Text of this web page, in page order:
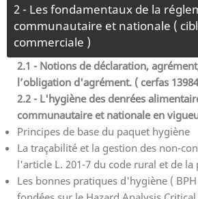
2 - Les fondamentaux de la
communautaire et nationale (
commerciale )
2.1 - Notions de déclaration,
l’obligation d'agrément. ( cerfas
2.2 - L'hygiène des denrées
communautaire et nationale en
Principes de base du paquet hygiène
La traçabilité et la gestion des non-
l'article L. 201-7 du code rural et de
Les bonnes pratiques d'hygiène (